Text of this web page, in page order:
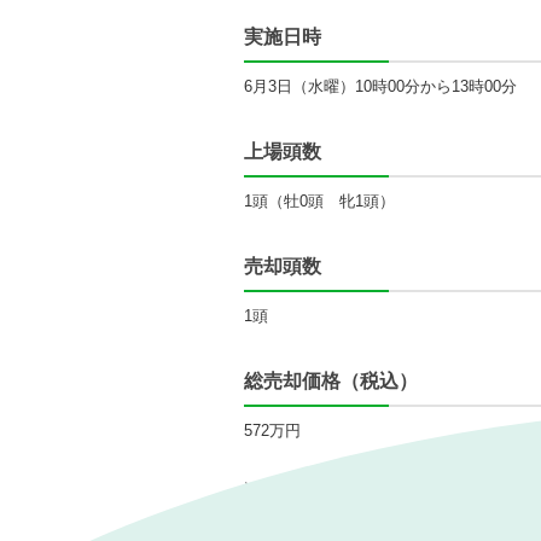
実施日時
6月3日（水曜）10時00分から13時00分
上場頭数
1頭（牡0頭 牝1頭）
売却頭数
1頭
総売却価格（税込）
572万円